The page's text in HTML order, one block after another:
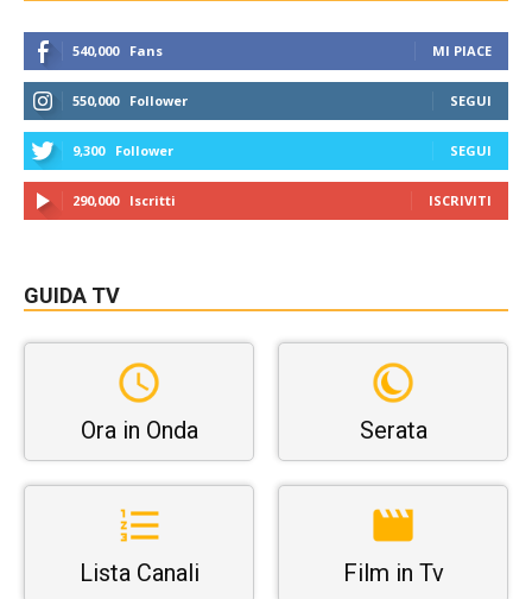
540,000 Fans MI PIACE
550,000 Follower SEGUI
9,300 Follower SEGUI
290,000 Iscritti ISCRIVITI
GUIDA TV
Ora in Onda Serata
Lista Canali Film in Tv